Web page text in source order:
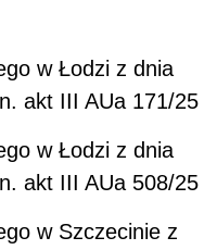
w Łodzi z dnia
akt III AUa 171/25
w Łodzi z dnia
akt III AUa 508/25
w Szczecinie z